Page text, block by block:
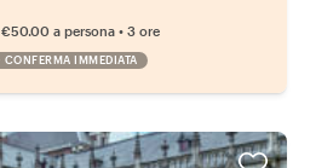
€50.00 a persona • 3 ore
CONFERMA IMMEDIATA